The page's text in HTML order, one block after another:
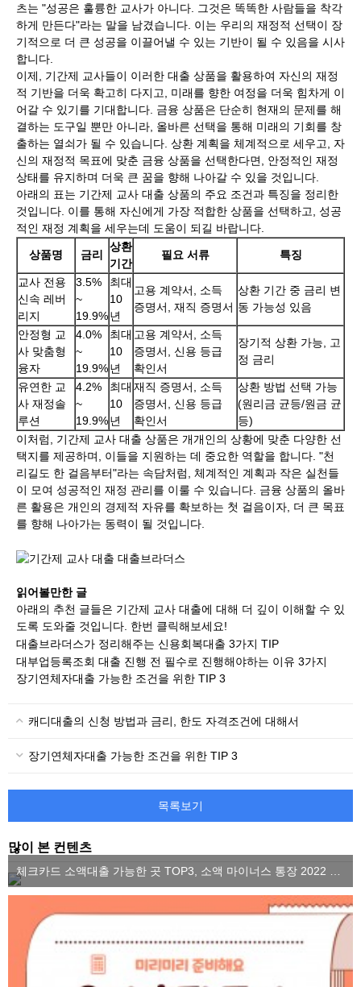
츠는 "성공은 훌륭한 교사가 아니다. 그것은 똑똑한 사람들을 착각
하게 만든다"라는 말을 남겼습니다. 이는 우리의 재정적 선택이 장
기적으로 더 큰 성공을 이끌어낼 수 있는 기반이 될 수 있음을 시사
합니다.
이제, 기간제 교사들이 이러한 대출 상품을 활용하여 자신의 재정
적 기반을 더욱 확고히 다지고, 미래를 향한 여정을 더욱 힘차게 이
어갈 수 있기를 기대합니다. 금융 상품은 단순히 현재의 문제를 해
결하는 도구일 뿐만 아니라, 올바른 선택을 통해 미래의 기회를 창
출하는 열쇠가 될 수 있습니다. 상환 계획을 체계적으로 세우고, 자
신의 재정적 목표에 맞춘 금융 상품을 선택한다면, 안정적인 재정
상태를 유지하며 더욱 큰 꿈을 향해 나아갈 수 있을 것입니다.
아래의 표는 기간제 교사 대출 상품의 주요 조건과 특징을 정리한
것입니다. 이를 통해 자신에게 가장 적합한 상품을 선택하고, 성공
적인 재정 계획을 세우는데 도움이 되길 바랍니다.
상품명 금리
상환
기간
필요 서류 특징
교사 전용
신속 레버
리지
3.5%
~
19.9%
최대
10
년
고용 계약서, 소득
증명서, 재직 증명서
상환 기간 중 금리 변
동 가능성 있음
안정형 교
사 맞춤형
융자
4.0%
~
19.9%
최대
10
년
고용 계약서, 소득
증명서, 신용 등급
확인서
장기적 상환 가능, 고
정 금리
유연한 교
사 재정솔
루션
4.2%
~
19.9%
최대
10
년
재직 증명서, 소득
증명서, 신용 등급
확인서
상환 방법 선택 가능
(원리금 균등/원금 균
등)
이처럼, 기간제 교사 대출 상품은 개개인의 상황에 맞춘 다양한 선
택지를 제공하며, 이들을 지원하는 데 중요한 역할을 합니다. "천
리길도 한 걸음부터"라는 속담처럼, 체계적인 계획과 작은 실천들
이 모여 성공적인 재정 관리를 이룰 수 있습니다. 금융 상품의 올바
른 활용은 개인의 경제적 자유를 확보하는 첫 걸음이자, 더 큰 목표
를 향해 나아가는 동력이 될 것입니다.
읽어볼만한 글
아래의 추천 글들은 기간제 교사 대출에 대해 더 깊이 이해할 수 있
도록 도와줄 것입니다. 한번 클릭해보세요!
대출브라더스가 정리해주는 신용회복대출 3가지 TIP
대부업등록조회 대출 진행 전 필수로 진행해야하는 이유 3가지
장기연체자대출 가능한 조건을 위한 TIP 3
캐디대출의 신청 방법과 금리, 한도 자격조건에 대해서
장기연체자대출 가능한 조건을 위한 TIP 3
목록보기
많이 본 컨텐츠